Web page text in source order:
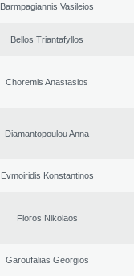
Barmpagiannis Vasileios
Bellos Triantafyllos
Choremis Anastasios
Diamantopoulou Anna
Evmoiridis Konstantinos
Floros Nikolaos
Garoufalias Georgios